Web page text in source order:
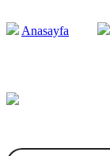
Anasayfa